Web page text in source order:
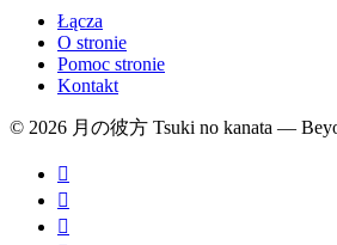
Łącza
O stronie
Pomoc stronie
Kontakt
© 2026 月の彼方 Tsuki no kanata —